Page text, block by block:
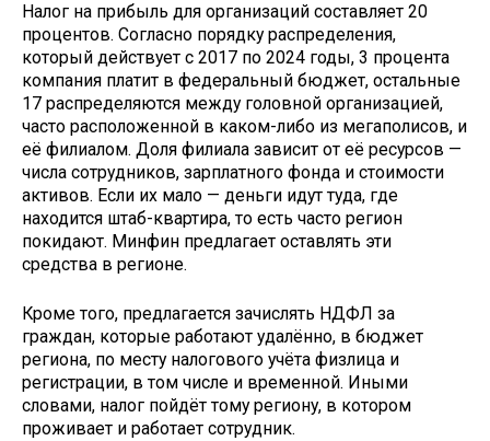
Налог на прибыль для организаций составляет 20
процентов. Согласно порядку распределения,
который действует с 2017 по 2024 годы, 3 процента
компания платит в федеральный бюджет, остальные
17 распределяются между головной организацией,
часто расположенной в каком-либо из мегаполисов, и
её филиалом. Доля филиала зависит от её ресурсов —
числа сотрудников, зарплатного фонда и стоимости
активов. Если их мало — деньги идут туда, где
находится штаб-квартира, то есть часто регион
покидают. Минфин предлагает оставлять эти
средства в регионе.
Кроме того, предлагается зачислять НДФЛ за
граждан, которые работают удалённо, в бюджет
региона, по месту налогового учёта физлица и
регистрации, в том числе и временной. Иными
словами, налог пойдёт тому региону, в котором
проживает и работает сотрудник.